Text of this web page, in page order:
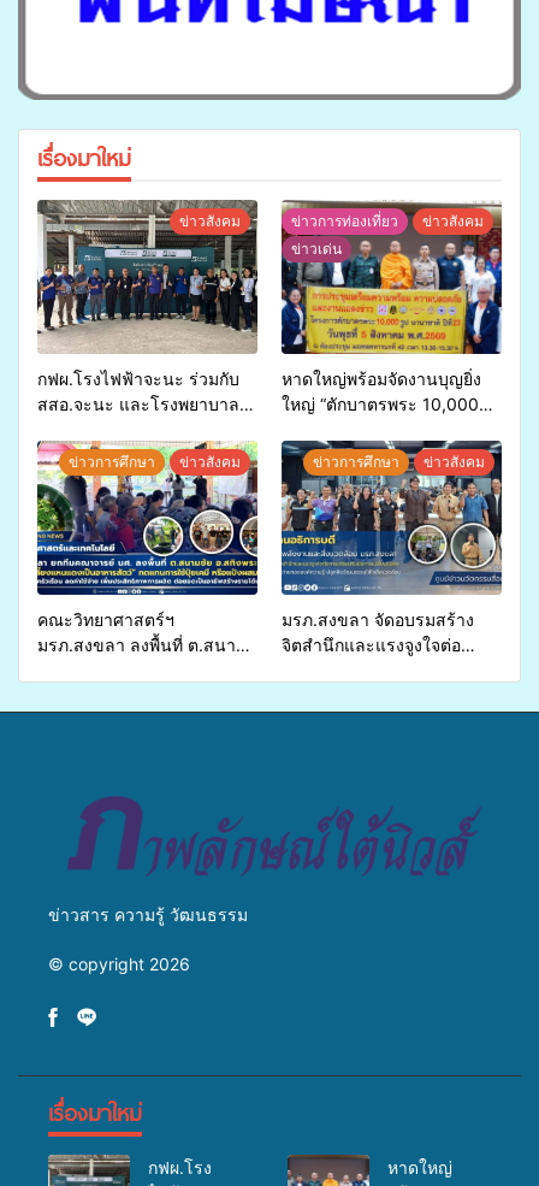
เรื่องมาใหม่
ข่าวสังคม
กฟผ.โรงไฟฟ้าจะนะ ร่วมกับ
สสอ.จะนะ และโรงพยาบาล
แพทย์เคลื่อนที่ ประจำปี 2569
ข่าวการท่องเที่ยว
ข่าวสังคม
ข่าวเด่น
หาดใหญ่พร้อมจัดงานบุญยิ่ง
ใหญ่ “ตักบาตรพระ 10,000
พ่อ” ปีที่ 23 รวมพลัง
พุทธศาสนิกชน 4 ประเทศ
สืบสานประเพณีแห่งศรัทธา
ข่าวการศึกษา ข่าวสังคม
คณะวิทยาศาสตร์ฯ
มรภ.สงขลา ลงพื้นที่ ต.สนาม
ข่าวการศึกษา ข่าวสังคม
มรภ.สงขลา จัดอบรมสร้าง
จิตสำนึกและแรงจูงใจต่อ
ข่าวสาร ความรู้ วัฒนธรรม
© copyright 2026
เรื่องมาใหม่
กฟผ.โรง
หาดใหญ่